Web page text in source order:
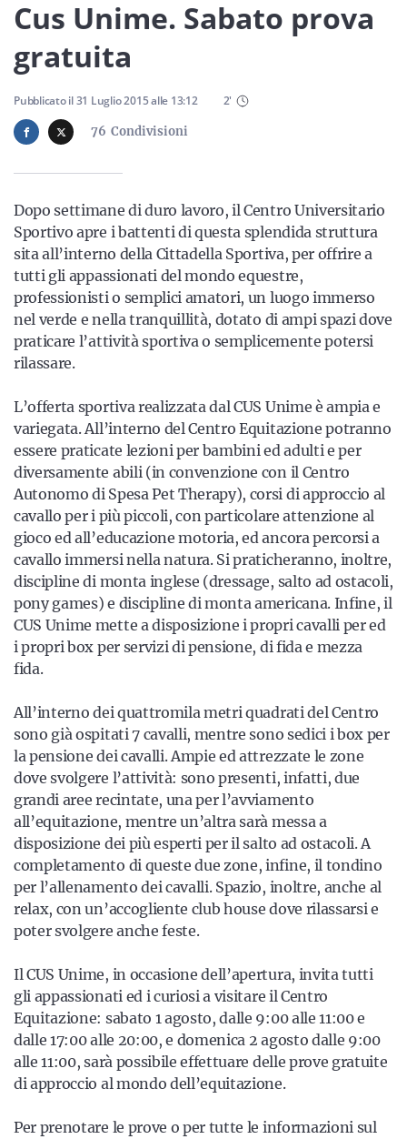
Servizi
Resta sempre aggiornato con le ultime news, iscriviti alla
nostra newsletter
Iscriviti
Cus Unime. Sabato prova
gratuita
76 Condivisioni
Pubblicato il31 Luglio 2015alle 13:12 2'
Dopo settimane di duro lavoro, il Centro Universitario
Sportivo apre i battenti di questa splendida struttura
sita all’interno della Cittadella Sportiva, per offrire a
tutti gli appassionati del mondo equestre,
professionisti o semplici amatori, un luogo immerso
nel verde e nella tranquillità, dotato di ampi spazi dove
praticare l’attività sportiva o semplicemente potersi
rilassare.
L’offerta sportiva realizzata dal CUS Unime è ampia e
variegata. All’interno del Centro Equitazione potranno
essere praticate lezioni per bambini ed adulti e per
diversamente abili (in convenzione con il Centro
Autonomo di Spesa Pet Therapy), corsi di approccio al
cavallo per i più piccoli, con particolare attenzione al
gioco ed all’educazione motoria, ed ancora percorsi a
cavallo immersi nella natura. Si praticheranno, inoltre,
discipline di monta inglese (dressage, salto ad ostacoli,
pony games) e discipline di monta americana. Infine, il
CUS Unime mette a disposizione i propri cavalli per ed
i propri box per servizi di pensione, di fida e mezza
fida.
All’interno dei quattromila metri quadrati del Centro
sono già ospitati 7 cavalli, mentre sono sedici i box per
la pensione dei cavalli. Ampie ed attrezzate le zone
dove svolgere l’attività: sono presenti, infatti, due
grandi aree recintate, una per l’avviamento
all’equitazione, mentre un’altra sarà messa a
disposizione dei più esperti per il salto ad ostacoli. A
completamento di queste due zone, infine, il tondino
per l’allenamento dei cavalli. Spazio, inoltre, anche al
relax, con un’accogliente club house dove rilassarsi e
poter svolgere anche feste.
Il CUS Unime, in occasione dell’apertura, invita tutti
gli appassionati ed i curiosi a visitare il Centro
Equitazione: sabato 1 agosto, dalle 9:00 alle 11:00 e
dalle 17:00 alle 20:00, e domenica 2 agosto dalle 9:00
alle 11:00, sarà possibile effettuare delle prove gratuite
di approccio al mondo dell’equitazione.
Per prenotare le prove o per tutte le informazioni sul